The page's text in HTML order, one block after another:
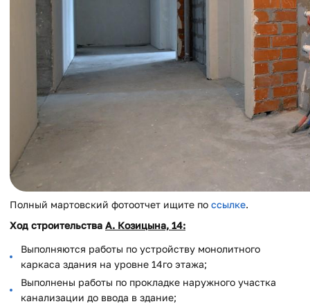
Полный мартовский фотоотчет ищите по ссылке.
Ход строительства А. Козицына, 14:
Выполняются работы по устройству монолитного
каркаса здания на уровне 14го этажа;
Выполнены работы по прокладке наружного участка
канализации до ввода в здание;